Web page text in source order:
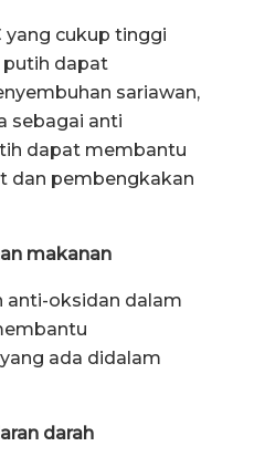
yang cukup tinggi
putih dapat
sariawan,
sebagai anti
dapat membantu
dan pembengkakan
makanan
anti-oksidan dalam
ada didalam
darah